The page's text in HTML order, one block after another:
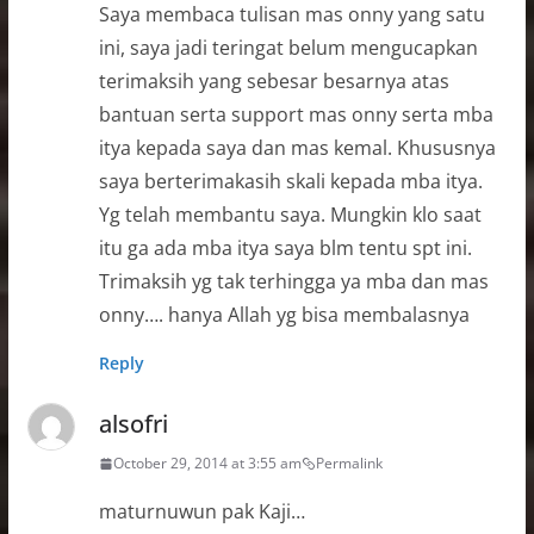
Saya membaca tulisan mas onny yang satu
ini, saya jadi teringat belum mengucapkan
terimaksih yang sebesar besarnya atas
bantuan serta support mas onny serta mba
itya kepada saya dan mas kemal. Khususnya
saya berterimakasih skali kepada mba itya.
Yg telah membantu saya. Mungkin klo saat
itu ga ada mba itya saya blm tentu spt ini.
Trimaksih yg tak terhingga ya mba dan mas
onny…. hanya Allah yg bisa membalasnya
Reply
alsofri
October 29, 2014 at 3:55 am Permalink
maturnuwun pak Kaji…